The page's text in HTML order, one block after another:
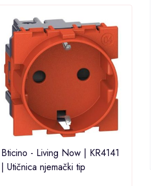
Bticino - Living Now | KR4141
| Utičnica njemački tip